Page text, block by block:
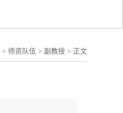
> 师资队伍 > 副教授 > 正文